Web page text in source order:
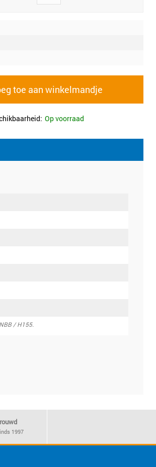
toe aan winkelmandje
Op voorraad
/ H155.
1997